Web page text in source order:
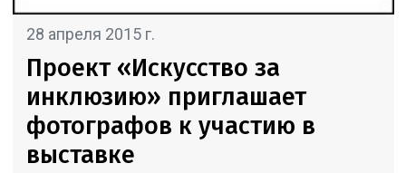
28 апреля 2015 г.
Проект «Искусство за
инклюзию» приглашает
фотографов к участию в
выставке